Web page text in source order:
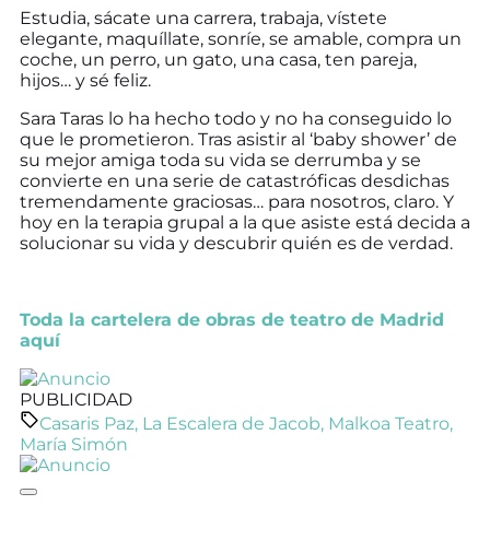
Estudia, sácate una carrera, trabaja, vístete
elegante, maquíllate, sonríe, se amable, compra un
coche, un perro, un gato, una casa, ten pareja,
hijos… y sé feliz.
Sara Taras lo ha hecho todo y no ha conseguido lo
que le prometieron. Tras asistir al ‘baby shower’ de
su mejor amiga toda su vida se derrumba y se
convierte en una serie de catastróficas desdichas
tremendamente graciosas… para nosotros, claro. Y
hoy en la terapia grupal a la que asiste está decida a
solucionar su vida y descubrir quién es de verdad.
Toda la cartelera de obras de teatro de Madrid
aquí
PUBLICIDAD
Casaris Paz, La Escalera de Jacob, Malkoa Teatro,
María Simón